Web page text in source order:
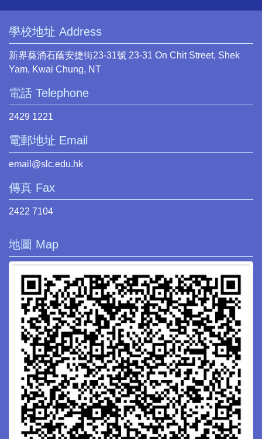
學校地址 Address
新界葵涌石蔭安捷街23-31號 23-31 On Chit Street, Shek
Yam, Kwai Chung, NT
電話 Telephone
2429 1221
電郵地址 Email
email@slc.edu.hk
傳真 Fax
2422 7104
地圖 Map